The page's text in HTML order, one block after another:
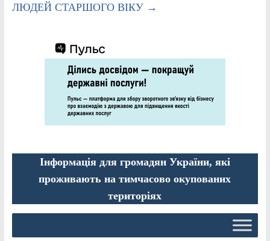
ЛЮДЕЙ СТАРШОГО ВІКУ →
Інформація для громадян України, які
проживають на тимчасово окупованих
територіях